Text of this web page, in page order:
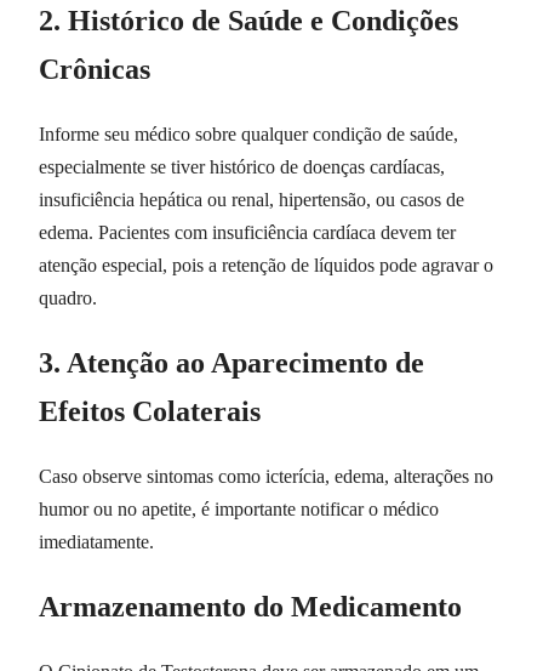
2. Histórico de Saúde e Condições
Crônicas
Informe seu médico sobre qualquer condição de saúde,
especialmente se tiver histórico de doenças cardíacas,
insuficiência hepática ou renal, hipertensão, ou casos de
edema. Pacientes com insuficiência cardíaca devem ter
atenção especial, pois a retenção de líquidos pode agravar o
quadro.
3. Atenção ao Aparecimento de
Efeitos Colaterais
Caso observe sintomas como icterícia, edema, alterações no
humor ou no apetite, é importante notificar o médico
imediatamente.
Armazenamento do Medicamento